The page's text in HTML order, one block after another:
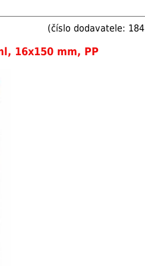
(číslo dodavatele:
16x150 mm, PP